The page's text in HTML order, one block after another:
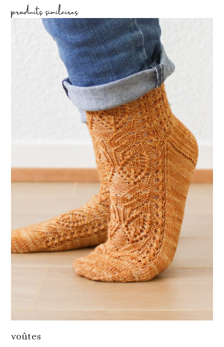
produits similaires
voûtes